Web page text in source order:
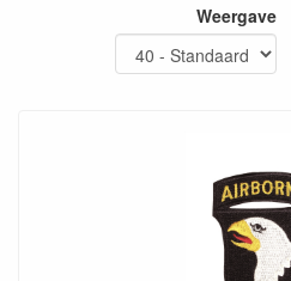
Weergave